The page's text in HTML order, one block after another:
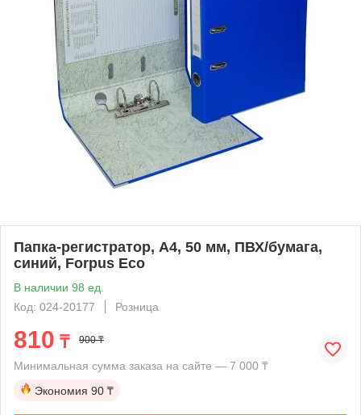
Папка-регистратор, А4, 50 мм, ПВХ/бумага,
синий, Forpus Eco
В наличии 98 ед.
Код: 024-20177
Розница
810 ₸ 900 ₸
Минимальная сумма заказа на сайте — 7 000 ₸
Экономия 90 ₸